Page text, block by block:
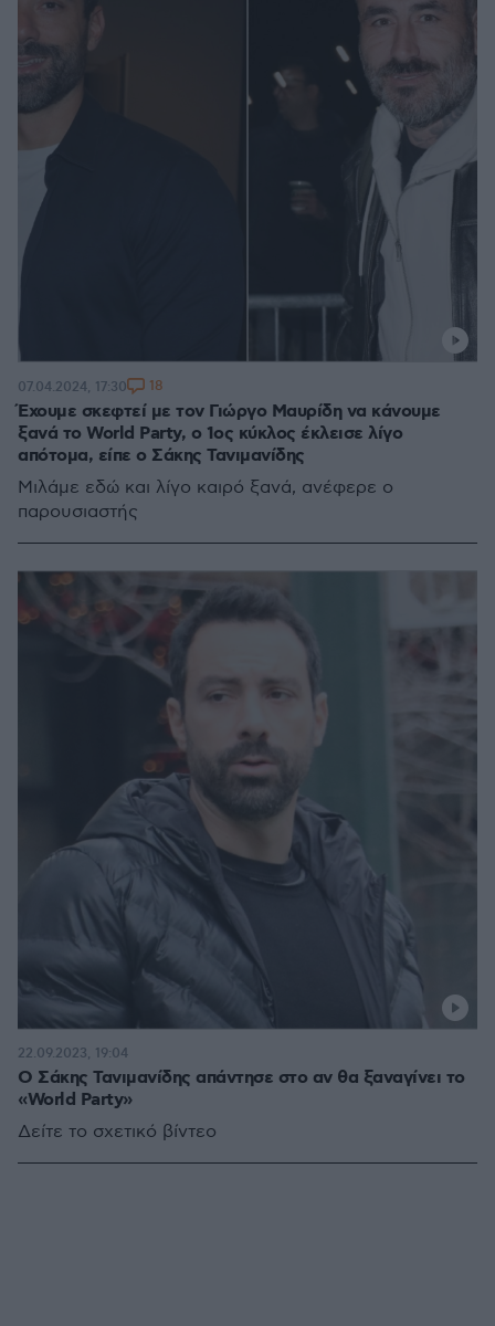
Έχουμε σκεφτεί με τον Γιώργο Μαυρίδη να κάνουμε
ξανά το World Party, ο 1ος κύκλος έκλεισε λίγο
απότομα, είπε ο Σάκης Τανιμανίδης
Μιλάμε εδώ και λίγο καιρό ξανά, ανέφερε ο
παρουσιαστής
07.04.2024, 17:30 18
Ο Σάκης Τανιμανίδης απάντησε στο αν θα ξαναγίνει το
«World Party»
Δείτε το σχετικό βίντεο
22.09.2023, 19:04